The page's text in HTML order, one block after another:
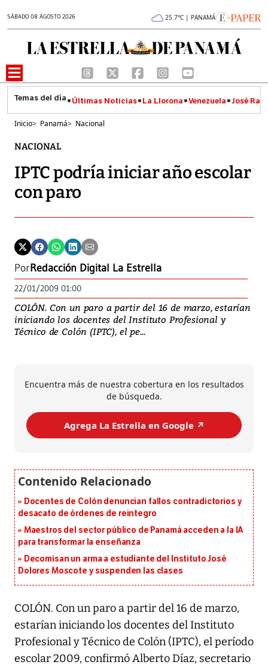
SÁBADO 08 AGOSTO 2026 25.7°C | PANAMÁ
Últimas Noticias La Llorona Venezuela José
Inicio> Panamá> Nacional
NACIONAL
IPTC podría iniciar año escolar
con paro
PorRedacción Digital La Estrella
22/01/2009 01:00
COLÓN. Con un paro a partir del 16 de marzo, estarían
iniciando los docentes del Instituto Profesional y
Técnico de Colón (IPTC), el pe...
Encuentra más de nuestra cobertura en los resultados
de búsqueda.
Agrega La Estrella en Google ↗️
Docentes de Colón denuncian fallos contradictorios y
desacato de órdenes de reintegro
Maestros del sector público de Panamá acceden a la IA
para transformar la enseñanza
Decomisan un arma a estudiante del Instituto José
Dolores Moscote y suspenden las clases
COLÓN. Con un paro a partir del 16 de marzo,
estarían iniciando los docentes del Instituto
Profesional y Técnico de Colón (IPTC), el período
escolar 2009, confirmó Alberto Díaz, secretario